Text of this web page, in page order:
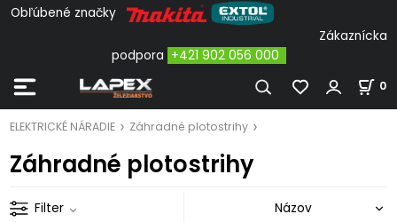
Obľúbené značky
Zákaznícka
podpora +421 902 056 000
0
ELEKTRICKÉ NÁRADIE Záhradné plotostrihy
Záhradné plotostrihy
Filter